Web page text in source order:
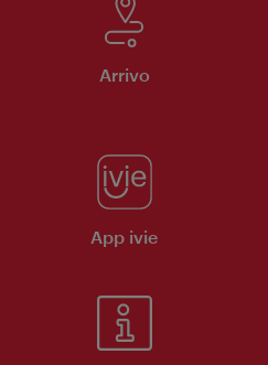
Arrivo
App ivie